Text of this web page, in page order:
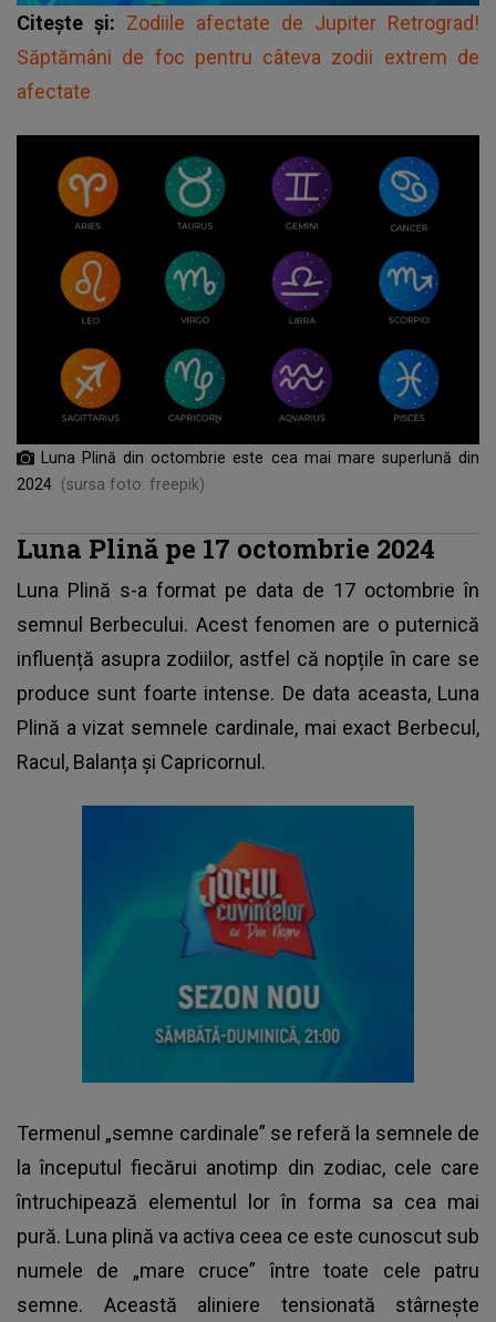
Citește și: Zodiile afectate de Jupiter Retrograd!
Săptămâni de foc pentru câteva zodii extrem de
afectate
Luna Plină din octombrie este cea mai mare superlună din
2024 (sursa foto: freepik)
Luna Plină pe 17 octombrie 2024
Luna Plină s-a format pe data de 17 octombrie în
semnul Berbecului. Acest fenomen are o puternică
influență asupra zodiilor, astfel că nopțile în care se
produce sunt foarte intense. De data aceasta, Luna
Plină a vizat semnele cardinale, mai exact Berbecul,
Racul, Balanța și Capricornul.
Termenul „semne cardinale” se referă la semnele de
la începutul fiecărui anotimp din zodiac, cele care
întruchipează elementul lor în forma sa cea mai
pură. Luna plină va activa ceea ce este cunoscut sub
numele de „mare cruce” între toate cele patru
semne. Această aliniere tensionată stârnește